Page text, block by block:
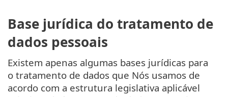
Base jurídica do tratamento de
dados pessoais
Existem apenas algumas bases jurídicas para
o tratamento de dados que Nós usamos de
acordo com a estrutura legislativa aplicável